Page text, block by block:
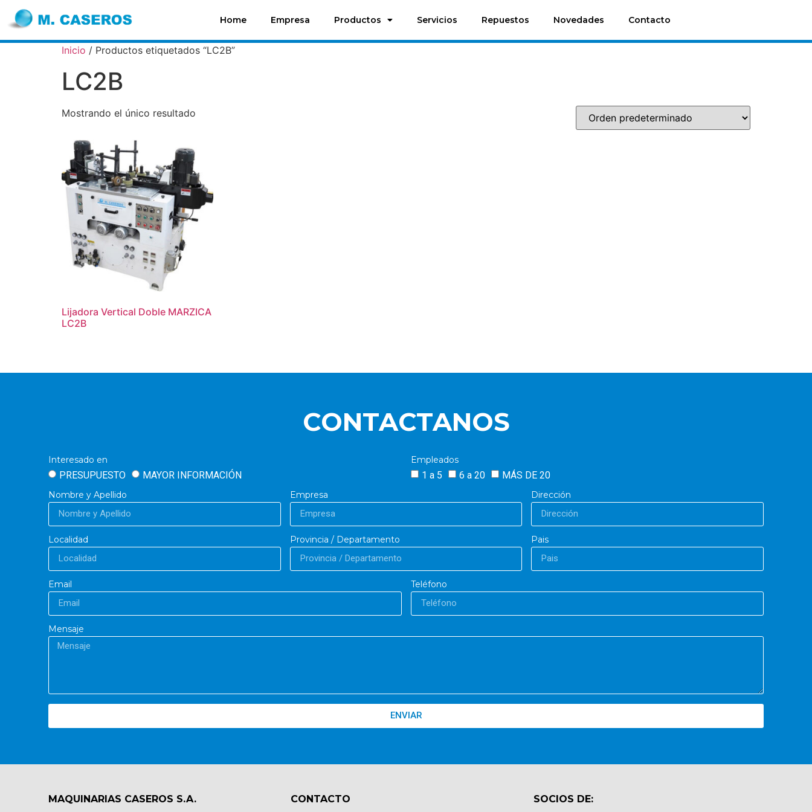
Home Empresa Productos Servicios Repuestos Novedades Contacto
Inicio / Productos etiquetados “LC2B”
LC2B
Mostrando el único resultado
Lijadora Vertical Doble MARZICA
LC2B
CONTACTANOS
Interesado en
PRESUPUESTO MAYOR INFORMACIÓN
Empleados
1 a 5 6 a 20 MÁS DE 20
Nombre y Apellido Empresa Dirección
Localidad Provincia / Departamento Pais
Email Teléfono
Mensaje
ENVIAR
MAQUINARIAS CASEROS S.A. CONTACTO​ SOCIOS DE: